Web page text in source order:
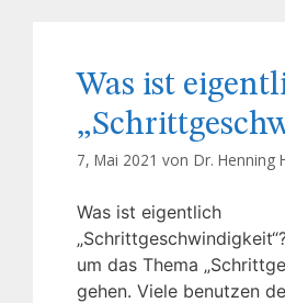
Was ist
7, Mai 2021 von Dr. Henning
Was ist eigentlich
um das Thema
gehen. Viele benutzen